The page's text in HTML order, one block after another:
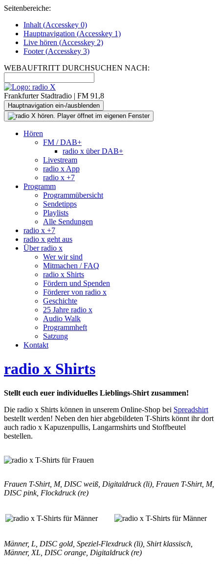
Seitenbereiche:
Inhalt (Accesskey 0)
Hauptnavigation (Accesskey 1)
Live hören (Accesskey 2)
Footer(Accesskey 3)
WEBAUFTRITT DURCHSUCHEN NACH:
Frankfurter Stadtradio | FM 91,8
Hauptnavigation ein-/ausblenden
Hören
FM / DAB+
radio x über DAB+
Livestream
radio x App
radio x +7
Programm
Programmübersicht
Sendetipps
Playlists
Alle Sendungen
radio x +7
radio x geht aus
Über radio x
Wer wir sind
Mitmachen / FAQ
radio x Shirts
Fördern und Spenden
Förderer von radio x
Geschichte
25 Jahre radio x
Audio Walk
Programmheft
Satzung
Kontakt
radio x Shirts
Stellt euch euer individuelles Lieblings-Shirt zusammen!
Die radio x Shirts können in unserem Online-Shop bei Spreadshirt
bestellt werden! Neben den hier abgebildeten T-Shirts könnt ihr dort
auch radio x Kapuzenpullis, Langarmshirts und Stoffbeutel
bestellen.
Frauen T-Shirt, M, DISC weiß, Digitaldruck (li), Frauen T-Shirt, M,
DISC pink, Flockdruck (re)
Männer, L, DISC gold, Speziel-Flexdruck (li), Shirt klassisch,
Männer, XL, DISC orange, Digitaldruck (re)